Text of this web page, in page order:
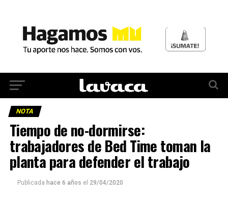
NOTA
Tiempo de no-dormirse:
trabajadores de Bed Time toman la
planta para defender el trabajo
Publicada hace 6 años el 29/04/2020